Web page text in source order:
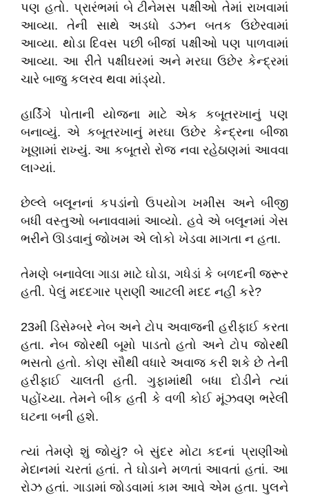
પણ હતો. પ્રારંભમાં બે ટીનેમસ પક્ષીઓ તેમાં રાખવામાં
આવ્યા. તેની સાથે અડધો ડઝન બતક ઉછેરવામાં
આવ્યા. થોડા દિવસ પછી બીજાં પક્ષીઓ પણ પાળવામાં
આવ્યા. આ રીતે પક્ષીઘરમાં અને મરઘા ઉછેર કેન્દ્રમાં
ચારે બાજુ કલરવ થવા માંડ્યો.
હાર્ડિંગે પોતાની યોજના માટે એક કબૂતરખાનું પણ
બનાવ્યું. એ કબૂતરખાનું મરઘા ઉછેર કેન્દ્રના બીજા
ખૂણામાં રાખ્યું. આ કબૂતરો રોજ નવા રહેઠાણમાં આવવા
લાગ્યાં.
છેલ્લે બલૂનનાં કપડાંનો ઉપયોગ ખમીસ અને બીજી
બધી વસ્તુઓ બનાવવામાં આવ્યો. હવે એ બલૂનમાં ગેસ
ભરીને ઊડવાનું જોખમ એ લોકો ખેડવા માગતા ન હતા.
તેમણે બનાવેલા ગાડા માટે ઘોડા, ગધેડાં કે બળદની જરૂર
હતી. પેલું મદદગાર પ્રાણી આટલી મદદ નહીં કરે?
23મી ડિસેમ્બરે નેબ અને ટોપ અવાજની હરીફાઈ કરતા
હતા. નેબ જોરથી બૂમો પાડતો હતો અને ટોપ જોરથી
ભસતો હતો. કોણ સૌથી વધારે અવાજ કરી શકે છે તેની
હરીફાઈ ચાલતી હતી. ગુફામાંથી બધા દોડીને ત્યાં
પહોંચ્યા. તેમને બીક હતી કે વળી કોઈ મૂંઝવણ ભરેલી
ઘટના બની હશે.
ત્યાં તેમણે શું જોયું? બે સુંદર મોટા કદનાં પ્રાણીઓ
મેદાનમાં ચરતાં હતાં. તે ઘોડાને મળતાં આવતાં હતાં. આ
રોઝ હતાં. ગાડામાં જોડવામાં કામ આવે એમ હતા. પુલને